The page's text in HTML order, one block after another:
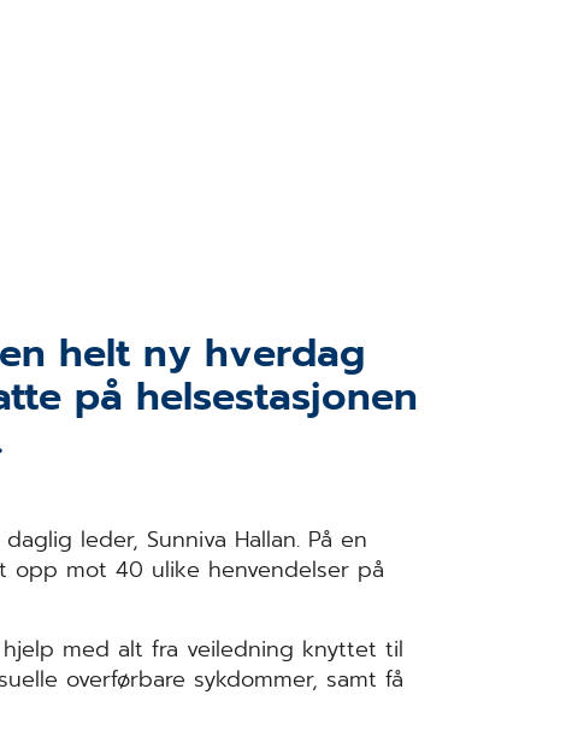
helt ny hverdag
på helsestasjonen
leder, Sunniva Hallan. På en
mot 40 ulike henvendelser på
med alt fra veiledning knyttet til
overførbare sykdommer, samt få